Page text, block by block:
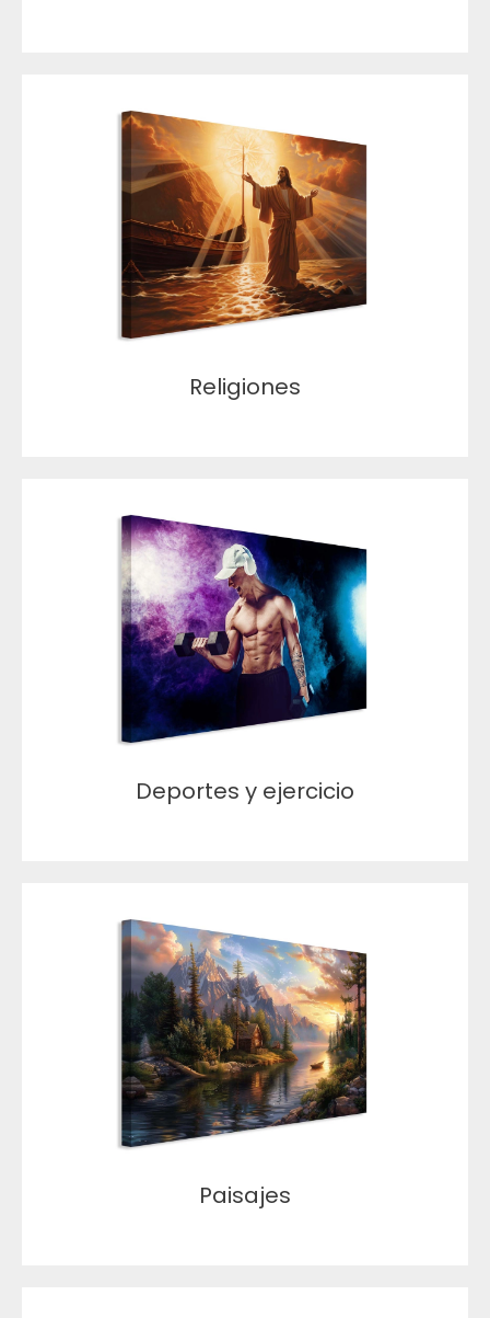
Religiones
Deportes y ejercicio
Paisajes